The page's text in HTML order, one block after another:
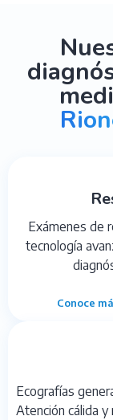
Exámenes de
tecnología
Conoce
Ecografías
Atención cálida